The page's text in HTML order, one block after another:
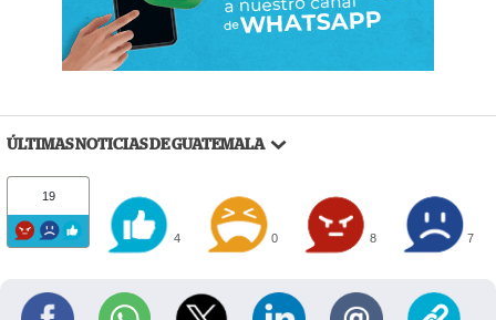
ÚLTIMAS NOTICIAS DE GUATEMALA
19
4 0 8 7